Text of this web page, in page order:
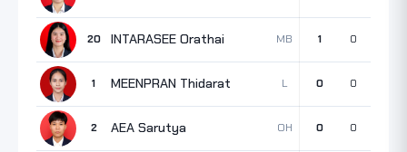
20 INTARASEE Orathai MB 1 0
1 MEENPRAN Thidarat L 0 0
2 AEA Sarutya OH 0 0